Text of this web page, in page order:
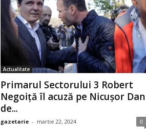
Actualitate
Primarul Sectorului 3 Robert
Negoiță îl acuză pe Nicușor Dan
de...
gazetarie - martie 22, 2024 0